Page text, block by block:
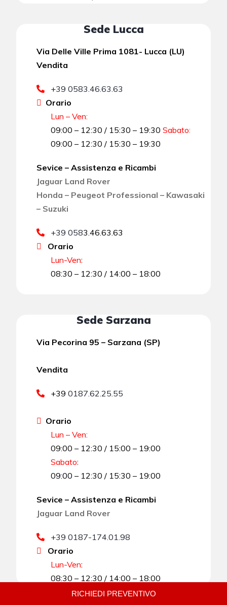
RICHIEDI PREVENTIVO
Sede Lucca
Via Delle Ville Prima 1081- Lucca (LU)
Vendita
+39 0583.46.63.63
Orario
Lun – Ven:
09:00 – 12:30 / 15:30 – 19:30 Sabato:
09:00 – 12:30 / 15:30 – 19:30
Sevice – Assistenza e Ricambi
Jaguar Land Rover
Honda – Peugeot Professional – Kawasaki
– Suzuki
+39 0583.46.63.63
Orario
Lun-Ven:
08:30 – 12:30 / 14:00 – 18:00
Sede Sarzana
Via Pecorina 95 – Sarzana (SP)
Vendita
+390187.62.25.55
Orario
Lun – Ven:
09:00 – 12:30 / 15:00 – 19:00
Sabato:
09:00 – 12:30 / 15:30 – 19:00
Sevice – Assistenza e Ricambi
Jaguar Land Rover
+39 0187-174.01.98
Orario
Lun-Ven:
08:30 – 12:30 / 14:00 – 18:00